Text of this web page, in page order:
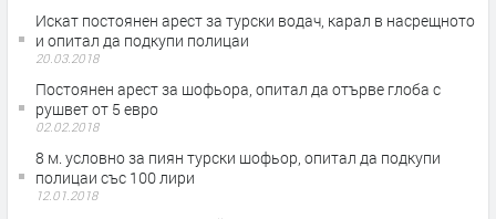
Искат постоянен арест за турски водач, карал в насрещното
и опитал да подкупи полицаи
20.03.2018
Постоянен арест за шофьора, опитал да отърве глоба с
рушвет от 5 евро
02.02.2018
8 м. условно за пиян турски шофьор, опитал да подкупи
полицаи със 100 лири
12.01.2018